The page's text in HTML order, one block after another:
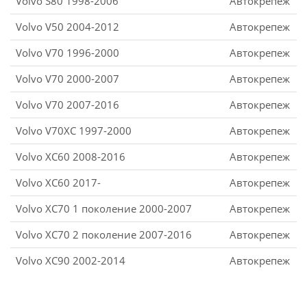
Volvo V50 2004-2012
Автокрепеж
Volvo V70 1996-2000
Автокрепеж
Volvo V70 2000-2007
Автокрепеж
Volvo V70 2007-2016
Автокрепеж
Volvo V70XC 1997-2000
Автокрепеж
Volvo XC60 2008-2016
Автокрепеж
Volvo XC60 2017-
Автокрепеж
Volvo XC70 1 поколение 2000-2007
Автокрепеж
Volvo XC70 2 поколение 2007-2016
Автокрепеж
Volvo XC90 2002-2014
Автокрепеж